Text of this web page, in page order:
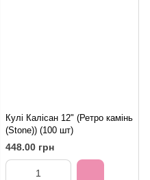
Кулі Калісан 12" (Ретро камінь
(Stone)) (100 шт)
448.00 грн